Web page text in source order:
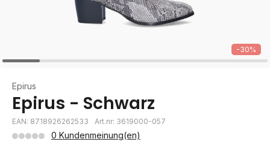
-30%
Epirus
Epirus - Schwarz
EAN: 8718926262533 Art.nr: 3619000-057
0 Kundenmeinung(en)